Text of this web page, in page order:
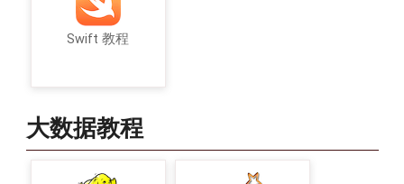
Swift 教程
大数据教程